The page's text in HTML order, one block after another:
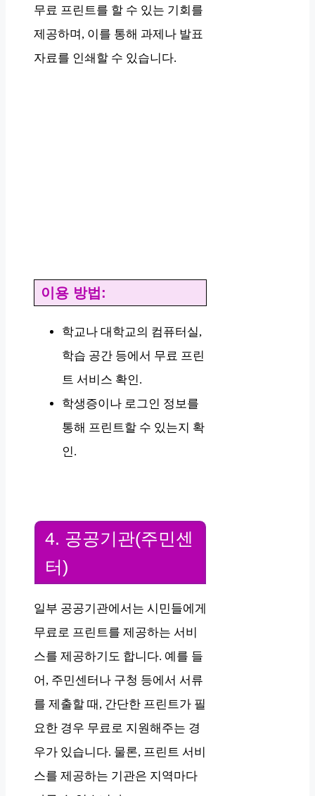
무료 프린트를 할 수 있는 기회를
제공하며, 이를 통해 과제나 발표
자료를 인쇄할 수 있습니다.
이용 방법:
학교나 대학교의 컴퓨터실,
학습 공간 등에서 무료 프린
트 서비스 확인.
학생증이나 로그인 정보를
통해 프린트할 수 있는지 확
인.
4. 공공기관(주민센
터)
일부 공공기관에서는 시민들에게
무료로 프린트를 제공하는 서비
스를 제공하기도 합니다. 예를 들
어, 주민센터나 구청 등에서 서류
를 제출할 때, 간단한 프린트가 필
요한 경우 무료로 지원해주는 경
우가 있습니다. 물론, 프린트 서비
스를 제공하는 기관은 지역마다